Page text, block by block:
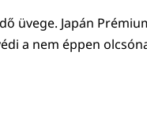
üvege. Japán
a nem éppen